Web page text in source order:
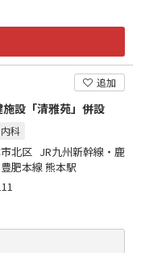
追加
設「清雅苑」併設
内科
北区 JR九州新幹線・鹿
肥本線 熊本駅